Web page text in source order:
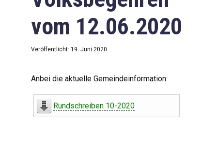
vom 12.06.2020
Veröffentlicht: 19. Juni 2020
Anbei die aktuelle Gemeindeinformation:
Rundschreiben 10-2020